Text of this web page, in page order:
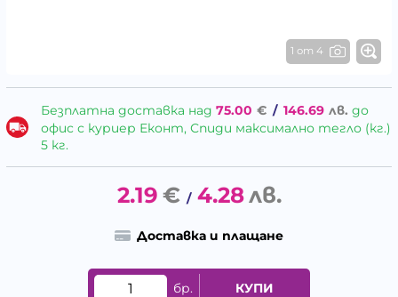
1 от 4
Безплатна доставка над 75.00 € / 146.69 лв. до
офис с куриер Еконт, Спиди максимално тегло (кг.)
5 кг.
2.19 € / 4.28лв.
Доставка и плащане
бр. КУПИ